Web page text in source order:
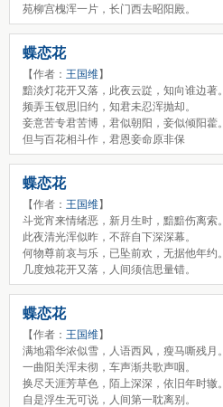
苑柳宫槐浑一片，长门西去昭阳殿。
蝶恋花
【作者： 王国维】
黯淡灯花开又落，此夜云踨，知向谁边著。
频弄玉钗思旧约，知君未忍浑抛却。
妾意苦专君苦博，君似朝阳，妾似倾阳藿。
但与百花相斗作，君恩妾命原非保
蝶恋花
【作者： 王国维】
斗觉宵来情绪恶，新月生时，黯黯伤离索。
此夜清光浑似昨，不辞自下深深幕。
何物尊前哀与乐，已坠前欢，无据他年约。
几度烛花开又落，人间须信思量错。
蝶恋花
【作者： 王国维】
满地霜华浓似雪，人语西风，瘦马嘶残月。
一曲阳关浑未彻，车声渐共歌声咽。
换尽天涯芳草色，陌上深深，依旧年时辙。
自是浮生无可说，人间第一耽离别。